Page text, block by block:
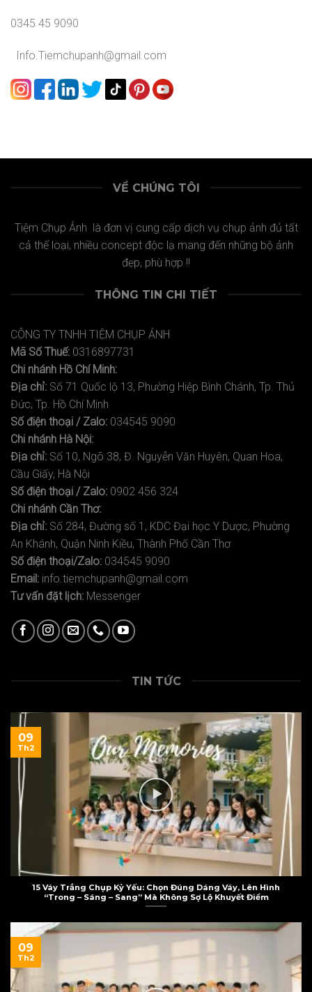
0345 45 9090
Info.Tiemchupanh@gmail.com
VỀ CHÚNG TÔI
Tiệm Chụp Ảnh là đơn vị cung cấp dịch vụ chụp ảnh đủ tất
cả thể loại, nhiều concept độc lạ mang đến những bộ ảnh
đẹp, phù hợp !!
THÔNG TIN CHI TIẾT
CÔNG TY TNHH TIỆM CHỤP ẢNH
Mã Số Thuế: 0316897731
Chi nhánh Hồ Chí Minh:
Địa chỉ: Số 71 Quốc lộ 13, Phường Hiệp Bình Chánh, Tp. Thủ
Đức, Tp. Hồ Chí Minh
Số điện thoại / Zalo: 034545 9090
Chi nhánh Hà Nội:
Địa chỉ: Số 10, Ngõ 38, Đ. Nguyễn Văn Huyên, Quan Hoa,
Cầu Giấy, Hà Nội
Số điện thoại / Zalo: 0902 456 324
Chi nhánh Cần Thơ:
Địa chỉ: Số 284, Đường số 1, KDC Đại học Y Dược, Phường
An Khánh, Quận Ninh Kiều, Thành Phố Cần Thơ
Số điện thoại/Zalo: 034545 9090
Email: info.tiemchupanh@gmail.com
Tư vấn đặt lịch: Messenger
TIN TỨC
15 Váy Trắng Chụp Kỷ Yếu: Chọn Đúng Dáng Váy, Lên Hình
“Trong – Sáng – Sang” Mà Không Sợ Lộ Khuyết Điểm
09
Th2
09
Th2